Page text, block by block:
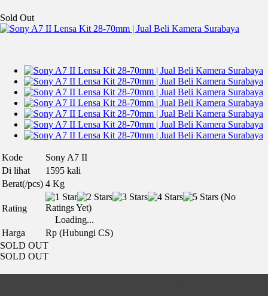
Sold Out
Kode
Sony A7 II
Di lihat
1595 kali
Berat(/pcs) 4 Kg
Rating
(No
Ratings Yet)
Loading...
Harga
Rp (Hubungi CS)
SOLD OUT
SOLD OUT